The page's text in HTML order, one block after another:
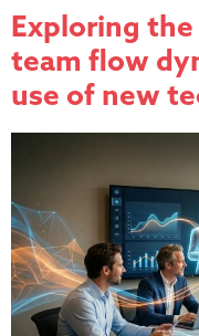
Exploring
team flow
use of new